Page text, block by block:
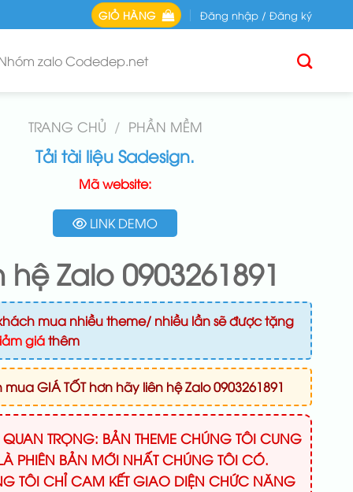
GIỎ HÀNG Đăng nhập / Đăng ký
zalo Codedep.net
TRANG CHỦ / PHẦN MỀM
Tải tài liệu Sadesign.
Mã website:
LINK DEMO
hệ Zalo 0903261891
mua nhiều theme/ nhiều lần sẽ được tặng
giáthêm
GIÁ TỐT hơn hãy liên hệ Zalo 0903261891
QUAN TRỌNG: BẢN THEME CHÚNG TÔI CUNG
PHIÊN BẢN MỚI NHẤT CHÚNG TÔI CÓ.
TÔI CHỈ CAM KẾT GIAO DIỆN CHỨC NĂNG